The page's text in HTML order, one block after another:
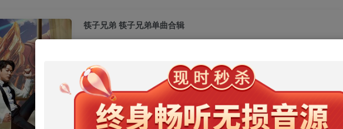
筷子兄弟 筷子兄弟单曲合辑
￥9.9 限时特惠
￥99